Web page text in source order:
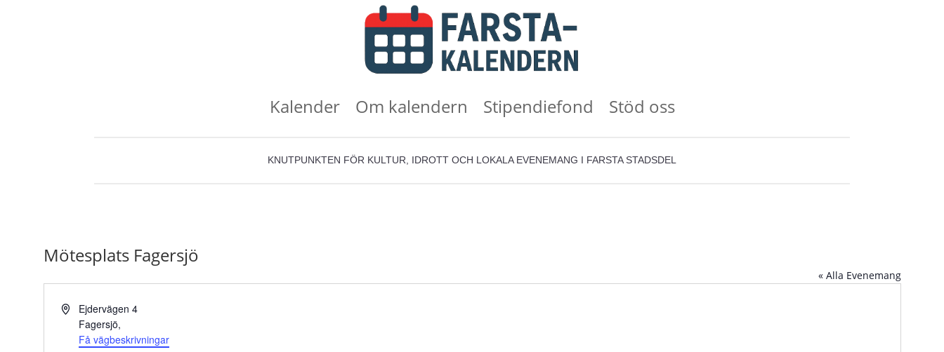
Kalender Om kalendern Stipendiefond Stöd oss
KNUTPUNKTEN FÖR KULTUR, IDROTT OCH LOKALA EVENEMANG I FARSTA STADSDEL
Mötesplats Fagersjö
« Alla Evenemang
AdressEjdervägen 4
Fagersjö,
Få vägbeskrivningar